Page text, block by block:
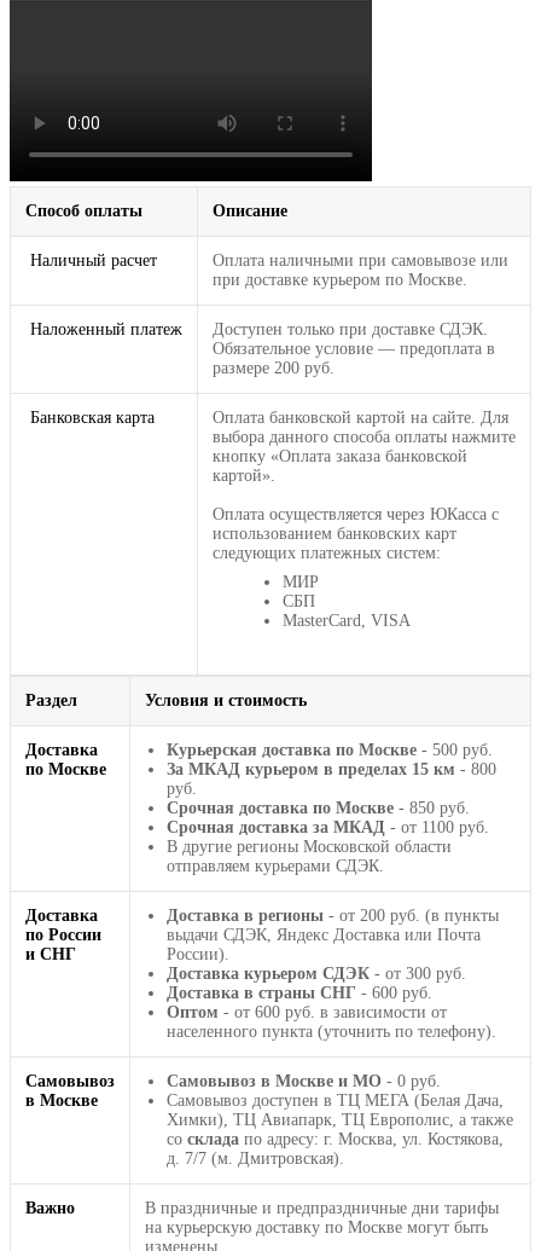
Способ оплаты Описание
Наличный расчет
Оплата наличными при самовывозе или
при доставке курьером по Москве.
Наложенный платеж
Доступен только при доставке СДЭК.
Обязательное условие — предоплата в
размере 200 руб.
Банковская карта
Оплата банковской картой на сайте. Для
выбора данного способа оплаты нажмите
кнопку «Оплата заказа банковской
картой».
Оплата осуществляется через ЮКасса с
использованием банковских карт
следующих платежных систем:
МИР
СБП
MasterCard, VISA
Раздел Условия и стоимость
Доставка
по Москве
Курьерская доставка по Москве - 500 руб.
За МКАД курьером в пределах 15 км - 800
руб.
Срочная доставка по Москве - 850 руб.
Срочная доставка за МКАД - от 1100 руб.
В другие регионы Московской области
отправляем курьерами СДЭК.
Доставка
по России
и СНГ
Доставка в регионы - от 200 руб. (в пункты
выдачи СДЭК, Яндекс Доставка или Почта
России).
Доставка курьером СДЭК - от 300 руб.
Доставка в страны СНГ - 600 руб.
Оптом - от 600 руб. в зависимости от
населенного пункта (уточнить по телефону).
Самовывоз
в Москве
Самовывоз в Москве и МО - 0 руб.
Самовывоз доступен в ТЦ МЕГА (Белая Дача,
Химки), ТЦ Авиапарк, ТЦ Европолис, а также
со склада по адресу: г. Москва, ул. Костякова,
д. 7/7 (м. Дмитровская).
Важно
В праздничные и предпраздничные дни тарифы
на курьерскую доставку по Москве могут быть
изменены.